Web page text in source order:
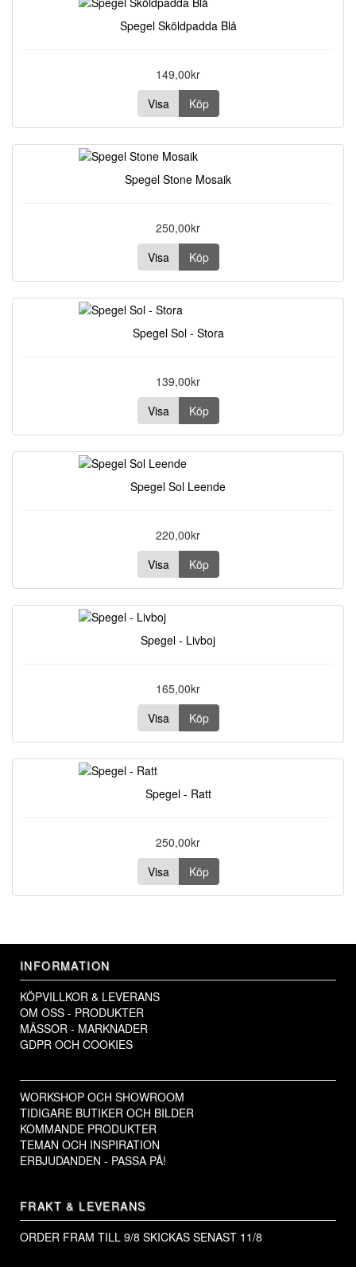
Spegel Sköldpadda Blå
149,00kr
Visa
Köp
Spegel Stone Mosaik
250,00kr
Visa
Köp
Spegel Sol - Stora
139,00kr
Visa
Köp
Spegel Sol Leende
220,00kr
Visa
Köp
Spegel - Livboj
165,00kr
Visa
Köp
Spegel - Ratt
250,00kr
Visa
Köp
INFORMATION
KÖPVILLKOR & LEVERANS
OM OSS - PRODUKTER
MÄSSOR - MARKNADER
GDPR OCH COOKIES
WORKSHOP OCH SHOWROOM
TIDIGARE BUTIKER OCH BILDER
KOMMANDE PRODUKTER
TEMAN OCH INSPIRATION
ERBJUDANDEN - PASSA PÅ!
FRAKT & LEVERANS
ORDER FRAM TILL 9/8 SKICKAS SENAST 11/8